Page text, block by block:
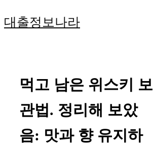
대출정보나라
먹고 남은 위스키 보
관법. 정리해 보았
음: 맛과 향 유지하